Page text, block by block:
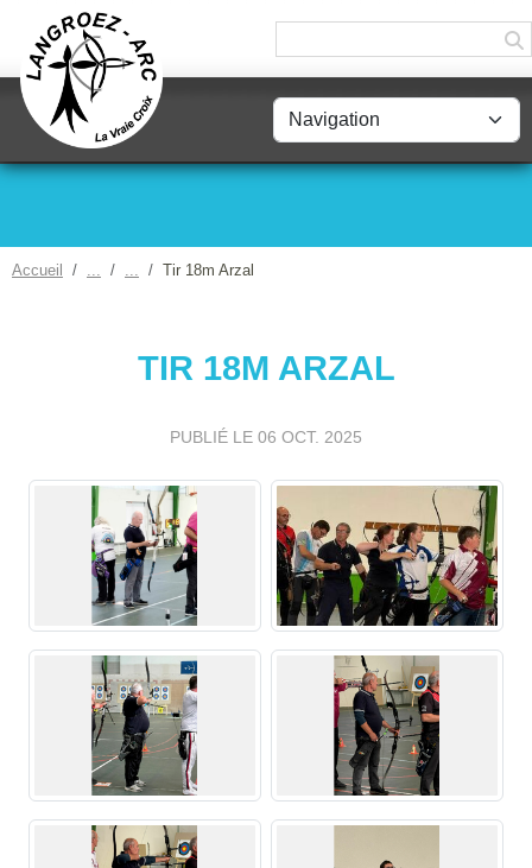
Accueil Tir 18m Arzal
TIR 18M ARZAL
PUBLIÉ LE 06 OCT. 2025
Panneau de gestion des cookies